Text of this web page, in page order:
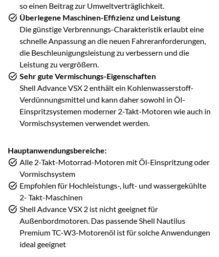
so einen Beitrag zur Umweltverträglichkeit.
Überlegene Maschinen-Effizienz und Leistung
Die günstige Verbrennungs-Charakteristik erlaubt eine
schnelle Anpassung an die neuen Fahreranforderungen,
die Beschleunigungsleistung zu verbessern und die
Leistung zu vergrößern.
Sehr gute Vermischungs-Eigenschaften
Shell Advance VSX 2 enthält ein Kohlenwasserstoff-
Verdünnungsmittel und kann daher sowohl in Öl-
Einspritzsystemen moderner 2-Takt-Motoren wie auch in
Vormischsystemen verwendet werden.
Hauptanwendungsbereiche:
Alle 2-Takt-Motorrad-Motoren mit Öl-Einspritzung oder
Vormischsystem
Empfohlen für Hochleistungs-, luft- und wassergekühlte
2- Takt-Maschinen
Shell Advance VSX 2 ist nicht geeignet für
Außenbordmotoren. Das passende Shell Nautilus
Premium TC-W3-Motorenöl ist für solche Anwendungen
ideal geeignet